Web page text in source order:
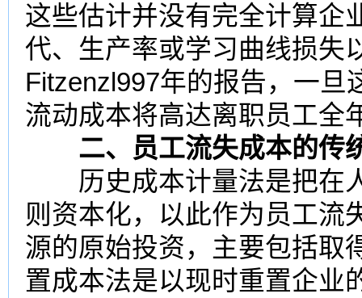
这些估计并没有完全计算企
代、生产率或学习曲线损失
Fitzenzl997年的报告，一旦
流动成本将高达离职员工全
二、员工流失成本的传
历史成本计量法是把在
则资本化，以此作为员工流
源的原始投资，主要包括取
置成本法是以现时重置企业